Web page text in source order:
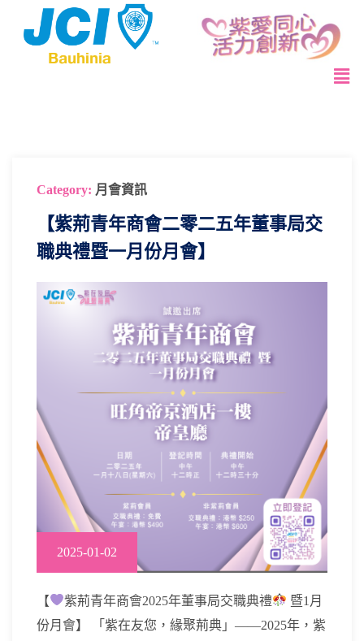
Category: 月會資訊
【紫荊青年商會二零二五年董事局交
職典禮暨一月份月會】
2025-01-02
【 紫荊青年商會2025年董事局交職典禮
暨1月
份月會】 「紫在友您，緣聚荊典」——2025年，紫